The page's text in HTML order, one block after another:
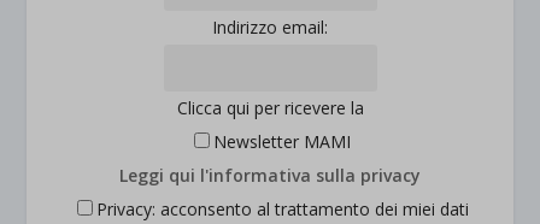
Indirizzo email:
Clicca qui per ricevere la
Newsletter MAMI
Leggi qui l'informativa sulla privacy
Privacy: acconsento al trattamento dei miei dati